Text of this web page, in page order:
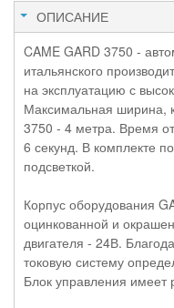
ОПИСАНИЕ
CAME GARD 3750 -
итальянского
на эксплуатацию с
Максимальная ширина,
3750 - 4 метра. Время
6 секунд. В комплекте
подсветкой.
Корпус оборудования
оцинкованной и
двигателя - 24В.
токовую систему
Блок управления имеет